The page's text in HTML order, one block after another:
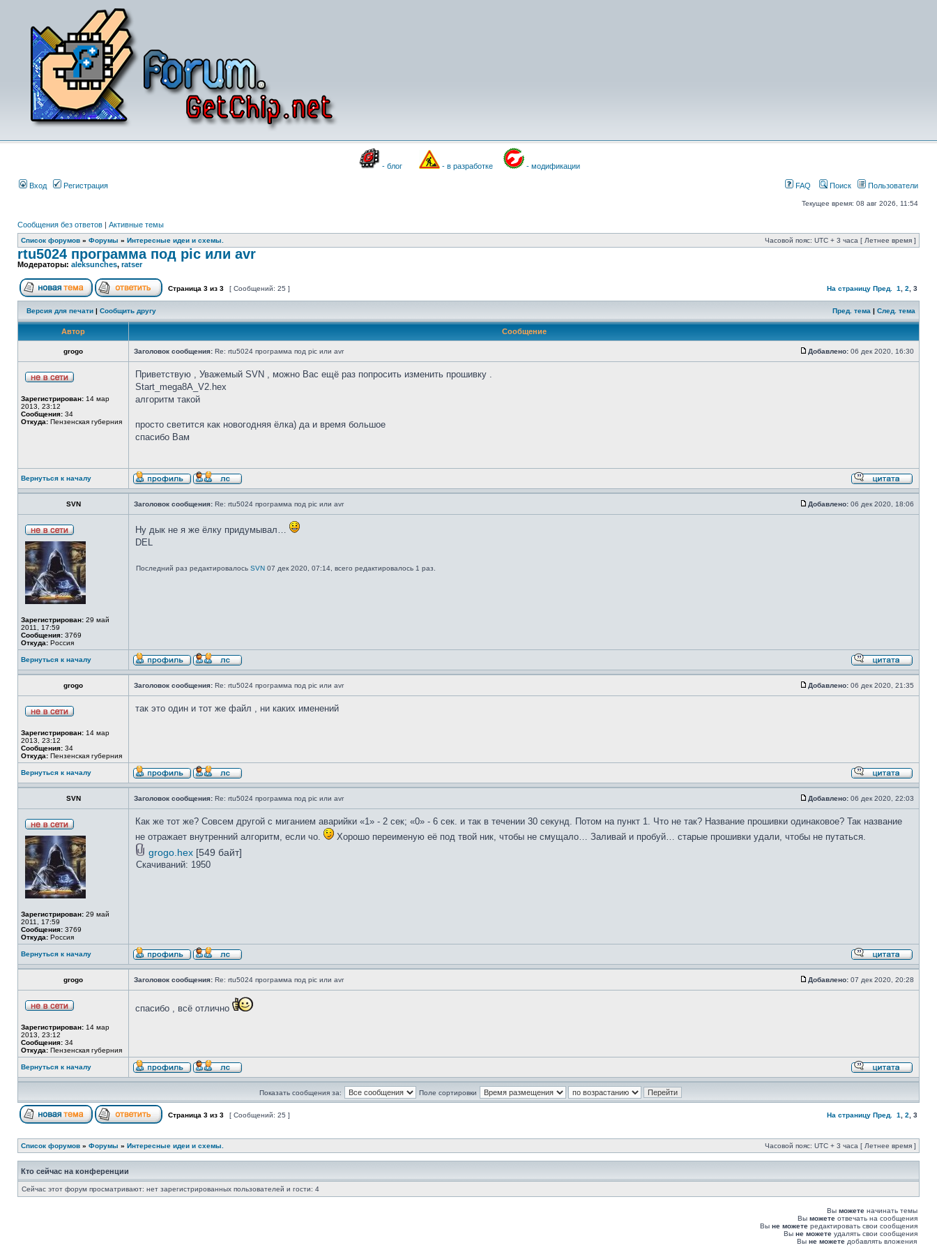
- блог - в разработке - модификации
Вход Регистрация FAQ Поиск Пользователи
Текущее время: 08 авг 2026, 11:54
Сообщения без ответов | Активные темы
Список форумов » Форумы » Интересные идеи и схемы. Часовой пояс: UTC + 3 часа [ Летнее время ]
rtu5024 программа под pic или avr
Модераторы: aleksunches, ratser
Страница 3 из 3 [ Сообщений: 25 ] На страницу Пред. 1 2 3
Версия для печати | Сообщить другу Пред. тема | След. тема
Автор Сообщение
grogo Заголовок сообщения: Re: rtu5024 программа под pic или avr Добавлено: 06 дек 2020, 16:30
Зарегистрирован: 14 мар
2013, 23:12
Сообщения: 34
Откуда: Пензенская губерния
Приветствую , Уважемый SVN , можно Вас ещё раз попросить изменить прошивку .
Start_mega8A_V2.hex
алгоритм такой
просто светится как новогодняя ёлка) да и время большое
спасибо Вам
Вернуться к началу
SVN Заголовок сообщения: Re: rtu5024 программа под pic или avr Добавлено: 06 дек 2020, 18:06
Зарегистрирован: 29 май
2011, 17:59
Сообщения: 3769
Откуда: Россия
Ну дык не я же ёлку придумывал…
DEL
Последний раз редактировалось SVN 07 дек 2020, 07:14, всего редактировалось 1 раз.
Вернуться к началу
grogo Заголовок сообщения: Re: rtu5024 программа под pic или avr Добавлено: 06 дек 2020, 21:35
Зарегистрирован: 14 мар
2013, 23:12
Сообщения: 34
Откуда: Пензенская губерния
так это один и тот же файл , ни каких именений
Вернуться к началу
SVN Заголовок сообщения: Re: rtu5024 программа под pic или avr Добавлено: 06 дек 2020, 22:03
Зарегистрирован: 29 май
2011, 17:59
Сообщения: 3769
Откуда: Россия
Как же тот же? Совсем другой с миганием аварийки «1» - 2 сек; «0» - 6 сек. и так в течении 30 секунд. Потом на пункт 1. Что не так? Название прошивки одинаковое? Так название
не отражает внутренний алгоритм, если чо.
Хорошо переименую её под твой ник, чтобы не смущало… Заливай и пробуй… старые прошивки удали, чтобы не путаться.
grogo.hex [549 байт]
Скачиваний: 1950
Вернуться к началу
grogo Заголовок сообщения: Re: rtu5024 программа под pic или avr Добавлено: 07 дек 2020, 20:28
Зарегистрирован: 14 мар
2013, 23:12
Сообщения: 34
Откуда: Пензенская губерния
спасибо , всё отлично
Вернуться к началу
Показать сообщения за: Поле сортировки
Страница 3 из 3 [ Сообщений: 25 ] На страницу Пред. 1 2 3
Список форумов » Форумы » Интересные идеи и схемы. Часовой пояс: UTC + 3 часа [ Летнее время ]
Кто сейчас на конференции
Сейчас этот форум просматривают: нет зарегистрированных пользователей и гости: 4
Вы можете начинать темы
Вы можете отвечать на сообщения
Вы не можете редактировать свои сообщения
Вы не можете удалять свои сообщения
Вы не можете добавлять вложения